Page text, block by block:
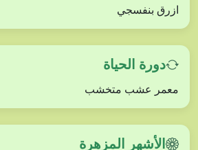
ازرق بنفسجي
دورة الحياة
معمر عشب متخشب
الأشهر المزهرة